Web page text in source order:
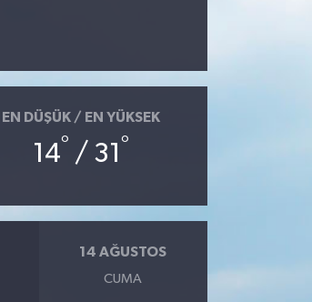
EN DÜŞÜK / EN YÜKSEK
14° / 31 °
14 AĞUSTOS
CUMA